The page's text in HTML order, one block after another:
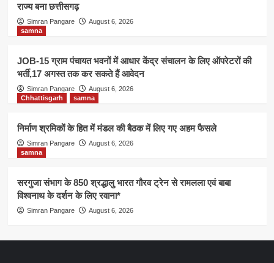
राज्य बना छत्तीसगढ़
Simran Pangare
August 6, 2026
samna
JOB-15 ग्राम पंचायत भवनों में आधार केंद्र संचालन के लिए ऑपरेटरों की
भर्ती,17 अगस्त तक कर सकते हैं आवेदन
Simran Pangare
August 6, 2026
Chhattisgarh
samna
निर्माण श्रमिकों के हित में मंडल की बैठक में लिए गए अहम फैसले
Simran Pangare
August 6, 2026
samna
सरगुजा संभाग के 850 श्रद्धालु भारत गौरव ट्रेन से रामलला एवं बाबा
विश्वनाथ के दर्शन के लिए रवाना*
Simran Pangare August 6, 2026